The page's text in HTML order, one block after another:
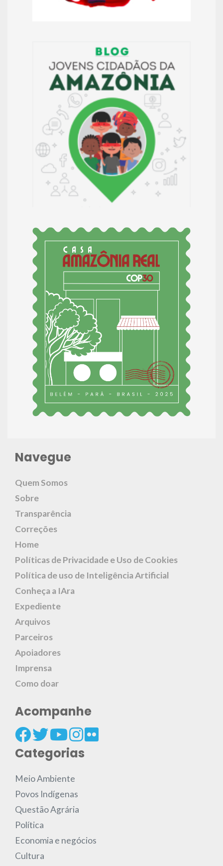
Navegue
Quem Somos
Sobre
Transparência
Correções
Home
Políticas de Privacidade e Uso de Cookies
Política de uso de Inteligência Artificial
Conheça a IAra
Expediente
Arquivos
Parceiros
Apoiadores
Imprensa
Como doar
Acompanhe
Categorias
Meio Ambiente
Povos Indígenas
Questão Agrária
Política
Economia e negócios
Cultura